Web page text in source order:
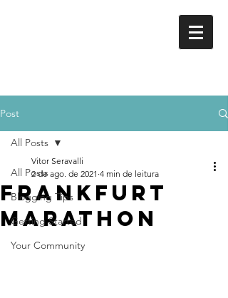
Post
All Posts
Blogging Tips
Getting Started
Your Community
All Posts
Frankfurt
Marathon
Vitor Seravalli
2 de ago. de 2021 4 min de leitura